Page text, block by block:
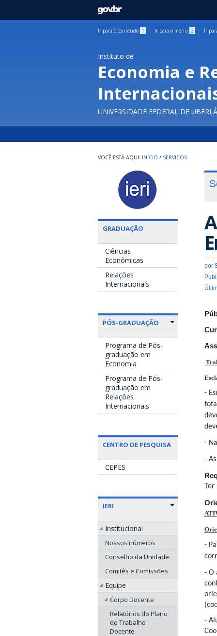
GOVBR
Ir para o conteúdo 1 Ir para o menu 2 Ir
Instituto de
Economia e
UNIVERSIDADE FEDERAL DE
INÍCIO / SERVICOS
GRADUAÇÃO
Ciências
Econômicas
Relações
Internacionais
PÓS-GRADUAÇÃO
Programa de Pós-
graduação em
Economia
Programa de Pós-
graduação em
Relações
Internacionais
CENTRO DE PESQUISA
CEPES
IERI
Institucional
Nossos números
Conselho da Unidade
Comitês e Comissões
Equipe
Corpo Docente
Relatórios do Plano
de Trabalho
Docente
por
-
-
-
-
- O
(
-